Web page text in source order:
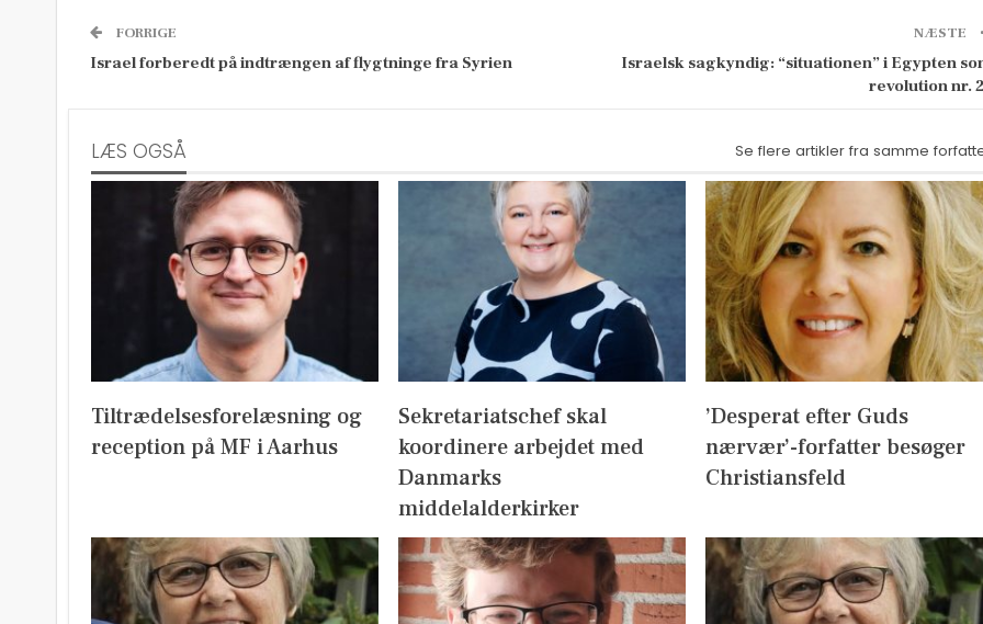
FORRIGE
Israel forberedt på indtrængen af flygtninge fra Syrien
NÆSTE
Israelsk sagkyndig: “situationen” i Egypten
revolution nr.
LÆS OGSÅ Se flere artikler fra samme
Tiltrædelsesforelæsning og
reception på MF i Aarhus
Sekretariatschef skal
koordinere arbejdet med
Danmarks
middelalderkirker
’Desperat efter Guds
nærvær’-forfatter besøger
Christiansfeld